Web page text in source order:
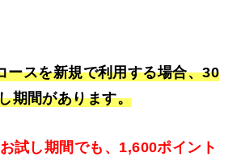
スを新規で利用する場合、30
期間があります。
試し期間でも、1,600ポイント